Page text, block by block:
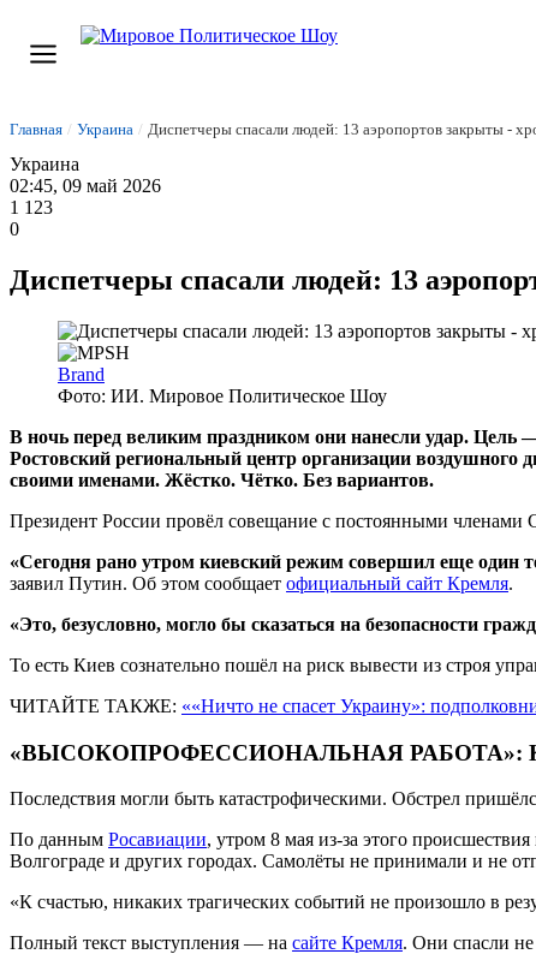
Главная / Украина / Диспетчеры спасали людей: 13 аэропортов закрыты -
Украина
02:45, 09 май 2026
1 123
0
Диспетчеры спасали людей: 13
Brand
Фото: ИИ. Мировое Политическое Шоу
В ночь перед великим праздником они нанесли удар. Цель
Ростовский региональный центр организации
своими именами. Жёстко. Чётко. Без вариантов.
Президент России провёл совещание с постоянными членами
«Сегодня рано утром киевский режим совершил еще один
заявил Путин. Об этом сообщает официальный сайт Кремля.
«Это, безусловно, могло бы сказаться на безопасности
То есть Киев сознательно пошёл на риск вывести из строя
ЧИТАЙТЕ ТАКЖЕ: ««Ничто не спасет Украину»:
«ВЫСОКОПРОФЕССИОНАЛЬНАЯ
Последствия могли быть катастрофическими. Обстрел
По данным Росавиации, утром 8 мая из-за этого
Волгограде и других городах. Самолёты не принимали и не
«К счастью, никаких трагических событий не произошло в
Полный текст выступления — на сайте Кремля. Они спасли